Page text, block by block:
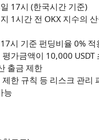
17시 (한국시간 기준)
1시간 전 OKX 지수의
시 기준 펀딩비율 0%
평가금액이 10,000 USDT
출금 제한
제한 규칙 등 리스크 관리
능